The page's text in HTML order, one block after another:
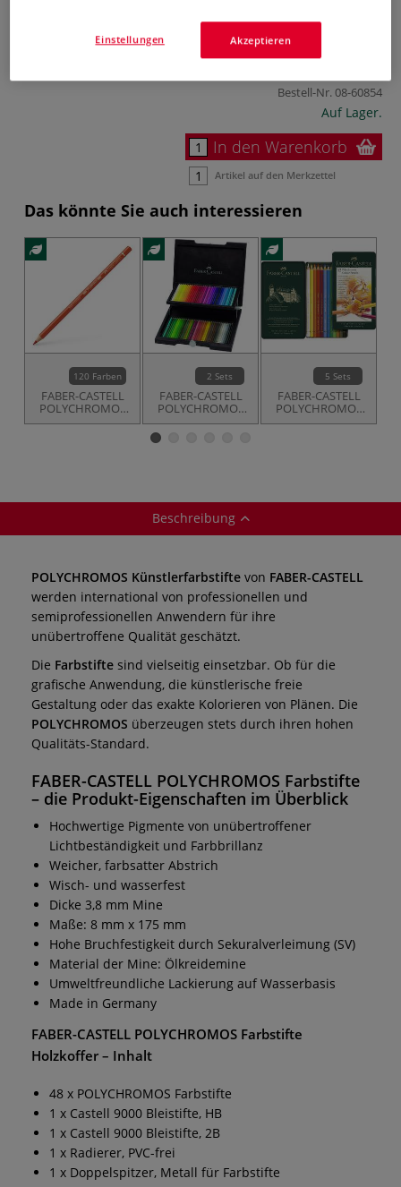
130,54 €
inklusive 20% bzw. 10% MwSt,
Bestell-Nr.08-60854
Auf Lager.
In den Warenkorb
Artikel auf den Merkzettel
Das könnte Sie auch interessieren
120 Farben
FABER-CASTELL
POLYCHROMOS
Künstler-
2 Sets
FABER-CASTELL
POLYCHROMOS
Künstler-
5 Sets
FABER-CASTELL
POLYCHROMOS
Künstler-
Beschreibung
POLYCHROMOS Künstlerfarbstifte von FABER-CASTELL
werden international von professionellen und
semiprofessionellen Anwendern für ihre
unübertroffene Qualität geschätzt.
Die Farbstifte sind vielseitig einsetzbar. Ob für die
grafische Anwendung, die künstlerische freie
Gestaltung oder das exakte Kolorieren von Plänen. Die
POLYCHROMOS überzeugen stets durch ihren hohen
Qualitäts-Standard.
FABER-CASTELL POLYCHROMOS Farbstifte
– die Produkt-Eigenschaften im Überblick
Hochwertige Pigmente von unübertroffener
Lichtbeständigkeit und Farbbrillanz
Weicher, farbsatter Abstrich
Wisch- und wasserfest
Dicke 3,8 mm Mine
Maße: 8 mm x 175 mm
Hohe Bruchfestigkeit durch Sekuralverleimung (SV)
Material der Mine: Ölkreidemine
Umweltfreundliche Lackierung auf Wasserbasis
Made in Germany
FABER-CASTELL POLYCHROMOS Farbstifte
Holzkoffer – Inhalt
48 x POLYCHROMOS Farbstifte
1 x Castell 9000 Bleistifte, HB
1 x Castell 9000 Bleistifte, 2B
1 x Radierer, PVC-frei
1 x Doppelspitzer, Metall für Farbstifte
Akzeptieren
Einstellungen